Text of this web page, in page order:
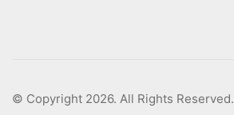
© Copyright 2026. All Rights Reserved.